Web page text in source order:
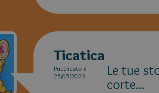
Ticatica
Pubblicato il
25/05/2023
Le tue
corte...